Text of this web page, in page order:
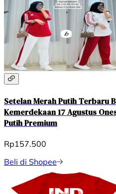
Setelan Merah Putih Terbaru
Kemerdekaan 17 Agustus
Putih Premium
Rp157.500
Beli di Shopee